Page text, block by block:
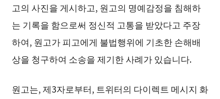
고의 사진을 게시하고, 원고의 명예감정을 침해하
는 기록을 함으로써 정신적 고통을 받았다고 주장
하여, 원고가 피고에게 불법행위에 기초한 손해배
상을 청구하여 소송을 제기한 사례가 있습니다.
원고는, 제3자로부터, 트위터의 다이렉트 메시지 화